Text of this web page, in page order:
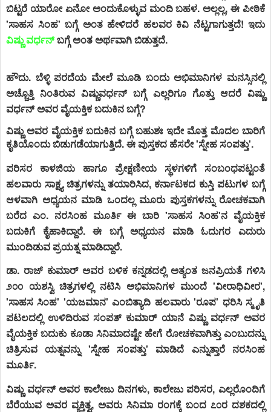
ಬಿಟ್ಟರೆ ಯಾರೋ ಏನೋ ಅಂದುಕೊಳ್ಳುವ ಮಂದಿ ಬಹಳ. ಅಲ್ಲಲ್ಲ, ಈ ಪೀಠಿಕೆ
'ಸಾಹಸ ಸಿಂಹ' ಬಗ್ಗೆ ಅಂತ ಹೇಳಿದರೆ ಹಲವರ ಕಿವಿ ನೆಟ್ಟಗಾಗುತ್ತದೆ! ಇದು
ವಿಷ್ಣು ವರ್ಧನ್ಬಗ್ಗೆ ಅಂತ ಅರ್ಥವಾಗಿ ಬಿಡುತ್ತದೆ.
ಹೌದು. ಬೆಳ್ಳಿ ಪರದೆಯ ಮೇಲೆ ಮೂಡಿ ಬಂದು ಅಭಿಮಾನಿಗಳ ಮನಸ್ಸಿನಲ್ಲಿ
ಅಚ್ಚೊತ್ತಿ ನಿಂತಿರುವ ವಿಷ್ಣುವರ್ಧನ್ ಬಗ್ಗೆ ಎಲ್ಲರಿಗೂ ಗೊತ್ತು ಆದರೆ ವಿಷ್ಣು
ವರ್ಧನ್ ಅವರ ವೈಯಕ್ತಿಕ ಬದುಕಿನ ಬಗ್ಗೆ?
ವಿಷ್ಣು ಅವರ ವೈಯಕ್ತಿಕ ಬದುಕಿನ ಬಗ್ಗೆ ಬಹುಶಃ ಇದೇ ಮೊತ್ತ ಮೊದಲ ಬಾರಿಗೆ
ಕೃತಿಯೊಂದು ಬಿಡುಗಡೆಯಾಗುತ್ತಿದೆ. ಈ ಪುಸ್ತಕದ ಹೆಸರೇ 'ಸ್ನೇಹ ಸಂಪತ್ತು'.
ಪರಿಸರ ಕಾಳಜಿಯ ಹಾಗೂ ಪ್ರೇಕ್ಷಣೀಯ ಸ್ಥಳಗಳಿಗೆ ಸಂಬಂಧಪಟ್ಟಂತೆ
ಹಲವಾರು ಸಾಕ್ಷ್ಯ ಚಿತ್ರಗಳನ್ನು ತಯಾರಿಸಿದ, ಕರ್ನಾಟಕದ ಕುಸ್ತಿ ಪಟುಗಳ ಬಗ್ಗೆ
ಆಳವಾಗಿ ಅಧ್ಯಯನ ಮಾಡಿ ಒಂದಲ್ಲ ಮೂರು ಪುಸ್ತಕಗಳನ್ನು ರೋಚಕವಾಗಿ
ಬರೆದ ಎಂ. ನರಸಿಂಹ ಮೂರ್ತಿ ಈ ಬಾರಿ 'ಸಾಹಸ ಸಿಂಹ'ನ ವೈಯಕ್ತಿಕ
ಬದುಕಿಗೆ ಕೈಹಾಕಿದ್ದಾರೆ. ಈ ಬಗ್ಗೆ ಅಧ್ಯಯನ ಮಾಡಿ ಓದುಗರ ಎದುರು
ಮುಂದಿಡುವ ಪ್ರಯತ್ನ ಮಾಡಿದ್ದಾರೆ.
ಡಾ. ರಾಜ್ ಕುಮಾರ್ ಅವರ ಬಳಿಕ ಕನ್ನಡದಲ್ಲಿ ಅತ್ಯಂತ ಜನಪ್ರಿಯತೆ ಗಳಿಸಿ
೨೦೦ ಯಶಸ್ವಿ ಚಿತ್ರಗಳಲ್ಲಿ ನಟಿಸಿ ಅಭಿಮಾನಿಗಳ ಮುಂದೆ 'ವೀರಾಧಿವೀರ',
'ಸಾಹಸ ಸಿಂಹ' 'ಯಜಮಾನ' ಎಂಬಿತ್ಯಾದಿ ಹಲವಾರು 'ರೂಪ' ಧರಿಸಿ ಸ್ಮೃತಿ
ಪಟಲದಲ್ಲಿ ಉಳಿದಿರುವ ಸಂಪತ್ ಕುಮಾರ್ ಯಾನೆ ವಿಷ್ಣು ವರ್ಧನ್ ಅವರ
ವೈಯಕ್ತಿಕ ಬದುಕು ಕೂಡಾ ಸಿನಿಮಾದಷ್ಟೇ ಹೇಗೆ ರೋಚಕವಾಗಿತ್ತು ಎಂಬುದನ್ನು
ಚಿತ್ರಿಸುವ ಯತ್ನವನ್ನು 'ಸ್ನೇಹ ಸಂಪತ್ತು' ಮಾಡಿದೆ ಎನ್ನುತ್ತಾರೆ ನರಸಿಂಹ
ಮೂರ್ತಿ.
ವಿಷ್ಣು ವರ್ಧನ್ ಅವರ ಕಾಲೇಜು ದಿನಗಳು, ಕಾಲೇಜು ಪರಿಸರ, ಎಲ್ಲರೊಂದಿಗೆ
ಬೆರೆಯುವ ಅವರ ವ್ಯಕ್ತಿತ್ವ, ಅವರು ಸಿನಿಮಾ ರಂಗಕ್ಕೆ ಬಂದ ೭೦ರ ದಶಕದಲ್ಲಿ